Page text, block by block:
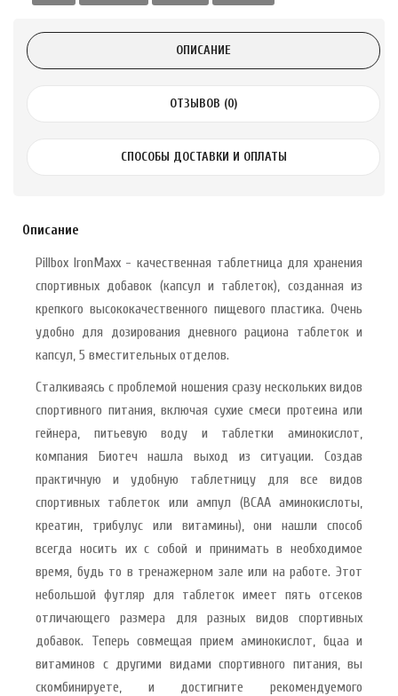
здорово 75 г
ОПИСАНИЕ
ОТЗЫВОВ (0)
СПОСОБЫ ДОСТАВКИ И ОПЛАТЫ
Описание
Pillbox IronMaxx - качественная таблетница для хранения
спортивных добавок (капсул и таблеток), созданная из
крепкого высококачественного пищевого пластика. Очень
удобно для дозирования дневного рациона таблеток и
капсул, 5 вместительных отделов.
Сталкиваясь с проблемой ношения сразу нескольких видов
спортивного питания, включая сухие смеси протеина или
гейнера, питьевую воду и таблетки аминокислот,
компания Биотеч нашла выход из ситуации. Создав
практичную и удобную таблетницу для все видов
спортивных таблеток или ампул (BCAA аминокислоты,
креатин, трибулус или витамины), они нашли способ
всегда носить их с собой и принимать в необходимое
время, будь то в тренажерном зале или на работе. Этот
небольшой футляр для таблеток имеет пять отсеков
отличающего размера для разных видов спортивных
добавок. Теперь совмещая прием аминокислот, бцаа и
витаминов с другими видами спортивного питания, вы
скомбинируете, и достигните рекомендуемого